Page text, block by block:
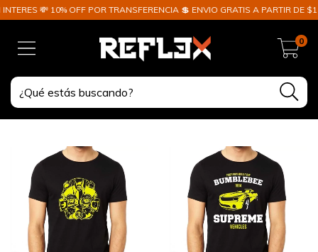
💸 10% OFF POR TRANSFERENCIA 💲 ENVIO GRATIS A PARTIR DE
0